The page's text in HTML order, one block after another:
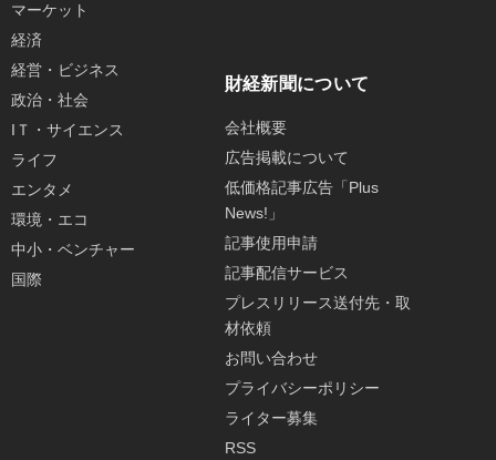
マーケット
経済
経営・ビジネス
政治・社会
IＴ・サイエンス
ライフ
エンタメ
環境・エコ
中小・ベンチャー
国際
財経新聞について
会社概要
広告掲載について
低価格記事広告「Plus
News!」
記事使用申請
記事配信サービス
プレスリリース送付先・取
材依頼
お問い合わせ
プライバシーポリシー
ライター募集
RSS